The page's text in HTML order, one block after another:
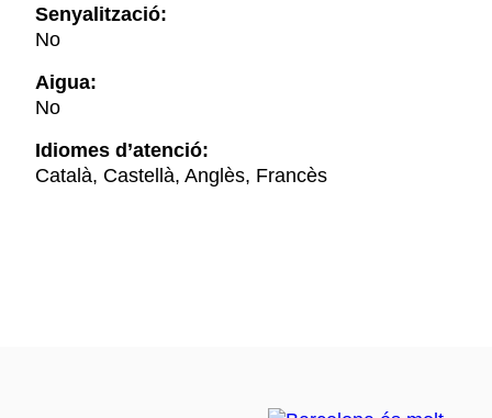
Senyalització:
No
Aigua:
No
Idiomes d’atenció:
Català, Castellà, Anglès, Francès